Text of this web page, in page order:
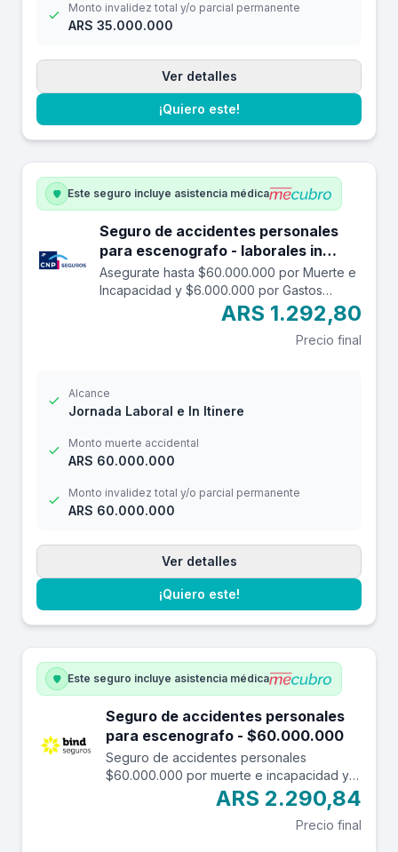
Monto invalidez total y/o parcial permanente
ARS 35.000.000
Ver detalles
¡Quiero este!
Este seguro incluye asistencia médica
Seguro de accidentes personales
para escenografo - laborales in
itinere hasta $60.000.000.
Asegurate hasta $60.000.000 por Muerte e
Incapacidad y $6.000.000 por Gastos
Médicos contra accidentes mientras estás
trabajando y en el trayecto in itinere. Las
edades aceptadas son desde los 14 a los
ARS 1.292,80
Precio final
Alcance
Jornada Laboral e In Itinere
Monto muerte accidental
ARS 60.000.000
Monto invalidez total y/o parcial permanente
ARS 60.000.000
Ver detalles
¡Quiero este!
Este seguro incluye asistencia médica
Seguro de accidentes personales
para escenografo - $60.000.000
Seguro de accidentes personales
$60.000.000 por muerte e incapacidad y
$7.000.000 por reembolso de gastos
médicos con una franquicia de $3.000.-
ARS 2.290,84
Precio final